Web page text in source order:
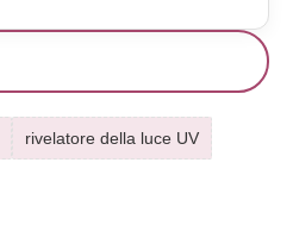
rivelatore della luce UV